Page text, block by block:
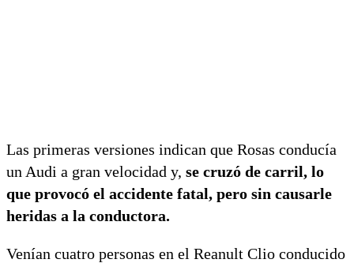
Las primeras versiones indican que Rosas conducía
un Audi a gran velocidad y, se cruzó de carril, lo
que provocó el accidente fatal, pero sin causarle
heridas a la conductora.
Venían cuatro personas en el Reanult Clio conducido